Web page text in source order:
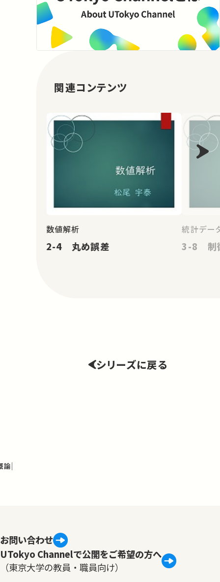
関連コンテンツ
数値解析
2-4 丸め誤差
統計デー
3-8 制
シリーズに戻る
論
お問い合わせ
UTokyo Channelで公開をご希望の方へ
（東京大学の教員・職員向け）